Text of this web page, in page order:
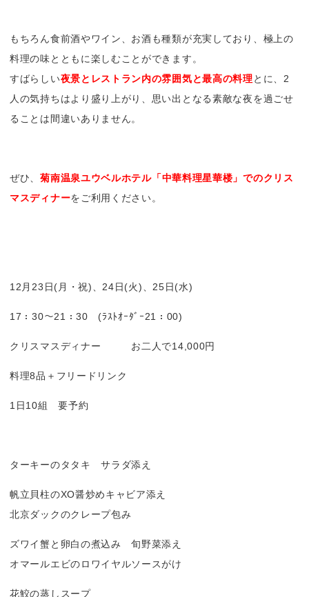
もちろん食前酒やワイン、お酒も種類が充実しており、極上の
料理の味とともに楽しむことができます。
すばらしい夜景とレストラン内の雰囲気と最高の料理とに、2
人の気持ちはより盛り上がり、思い出となる素敵な夜を過ごせ
ることは間違いありません。
ぜひ、菊南温泉ユウベルホテル「中華料理星華楼」でのクリス
マスディナーをご利用ください。
12月23日(月・祝)、24日(火)、25日(水)
17：30～21：30 (ﾗｽﾄｵｰﾀﾞｰ21：00)
クリスマスディナー お二人で14,000円
料理8品＋フリードリンク
1日10組 要予約
ターキーのタタキ サラダ添え
帆立貝柱のXO醤炒めキャビア添え
北京ダックのクレープ包み
ズワイ蟹と卵白の煮込み 旬野菜添え
オマールエビのロワイヤルソースがけ
花鮫の蒸しスープ